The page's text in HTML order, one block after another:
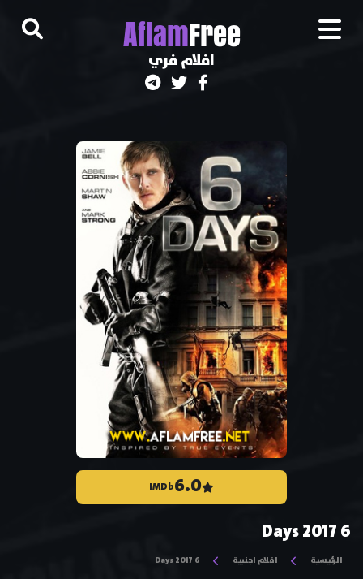
AflamFree
افلام فري
6.0
IMDb
6 Days 2017
الرئيسية افلام اجنبية 6 Days 2017